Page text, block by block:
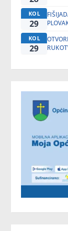
KOL
29
KOL
29